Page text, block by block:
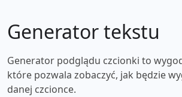
Generator tekstu
Generator podglądu czcionki to
które pozwala zobaczyć, jak będzie
danej czcionce.